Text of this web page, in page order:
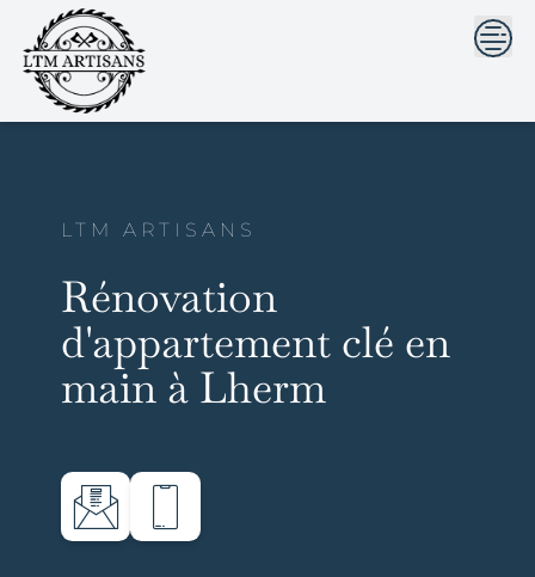
```html```
content
LTM ARTISANS
Rénovation
d'appartement clé en
main à Lherm